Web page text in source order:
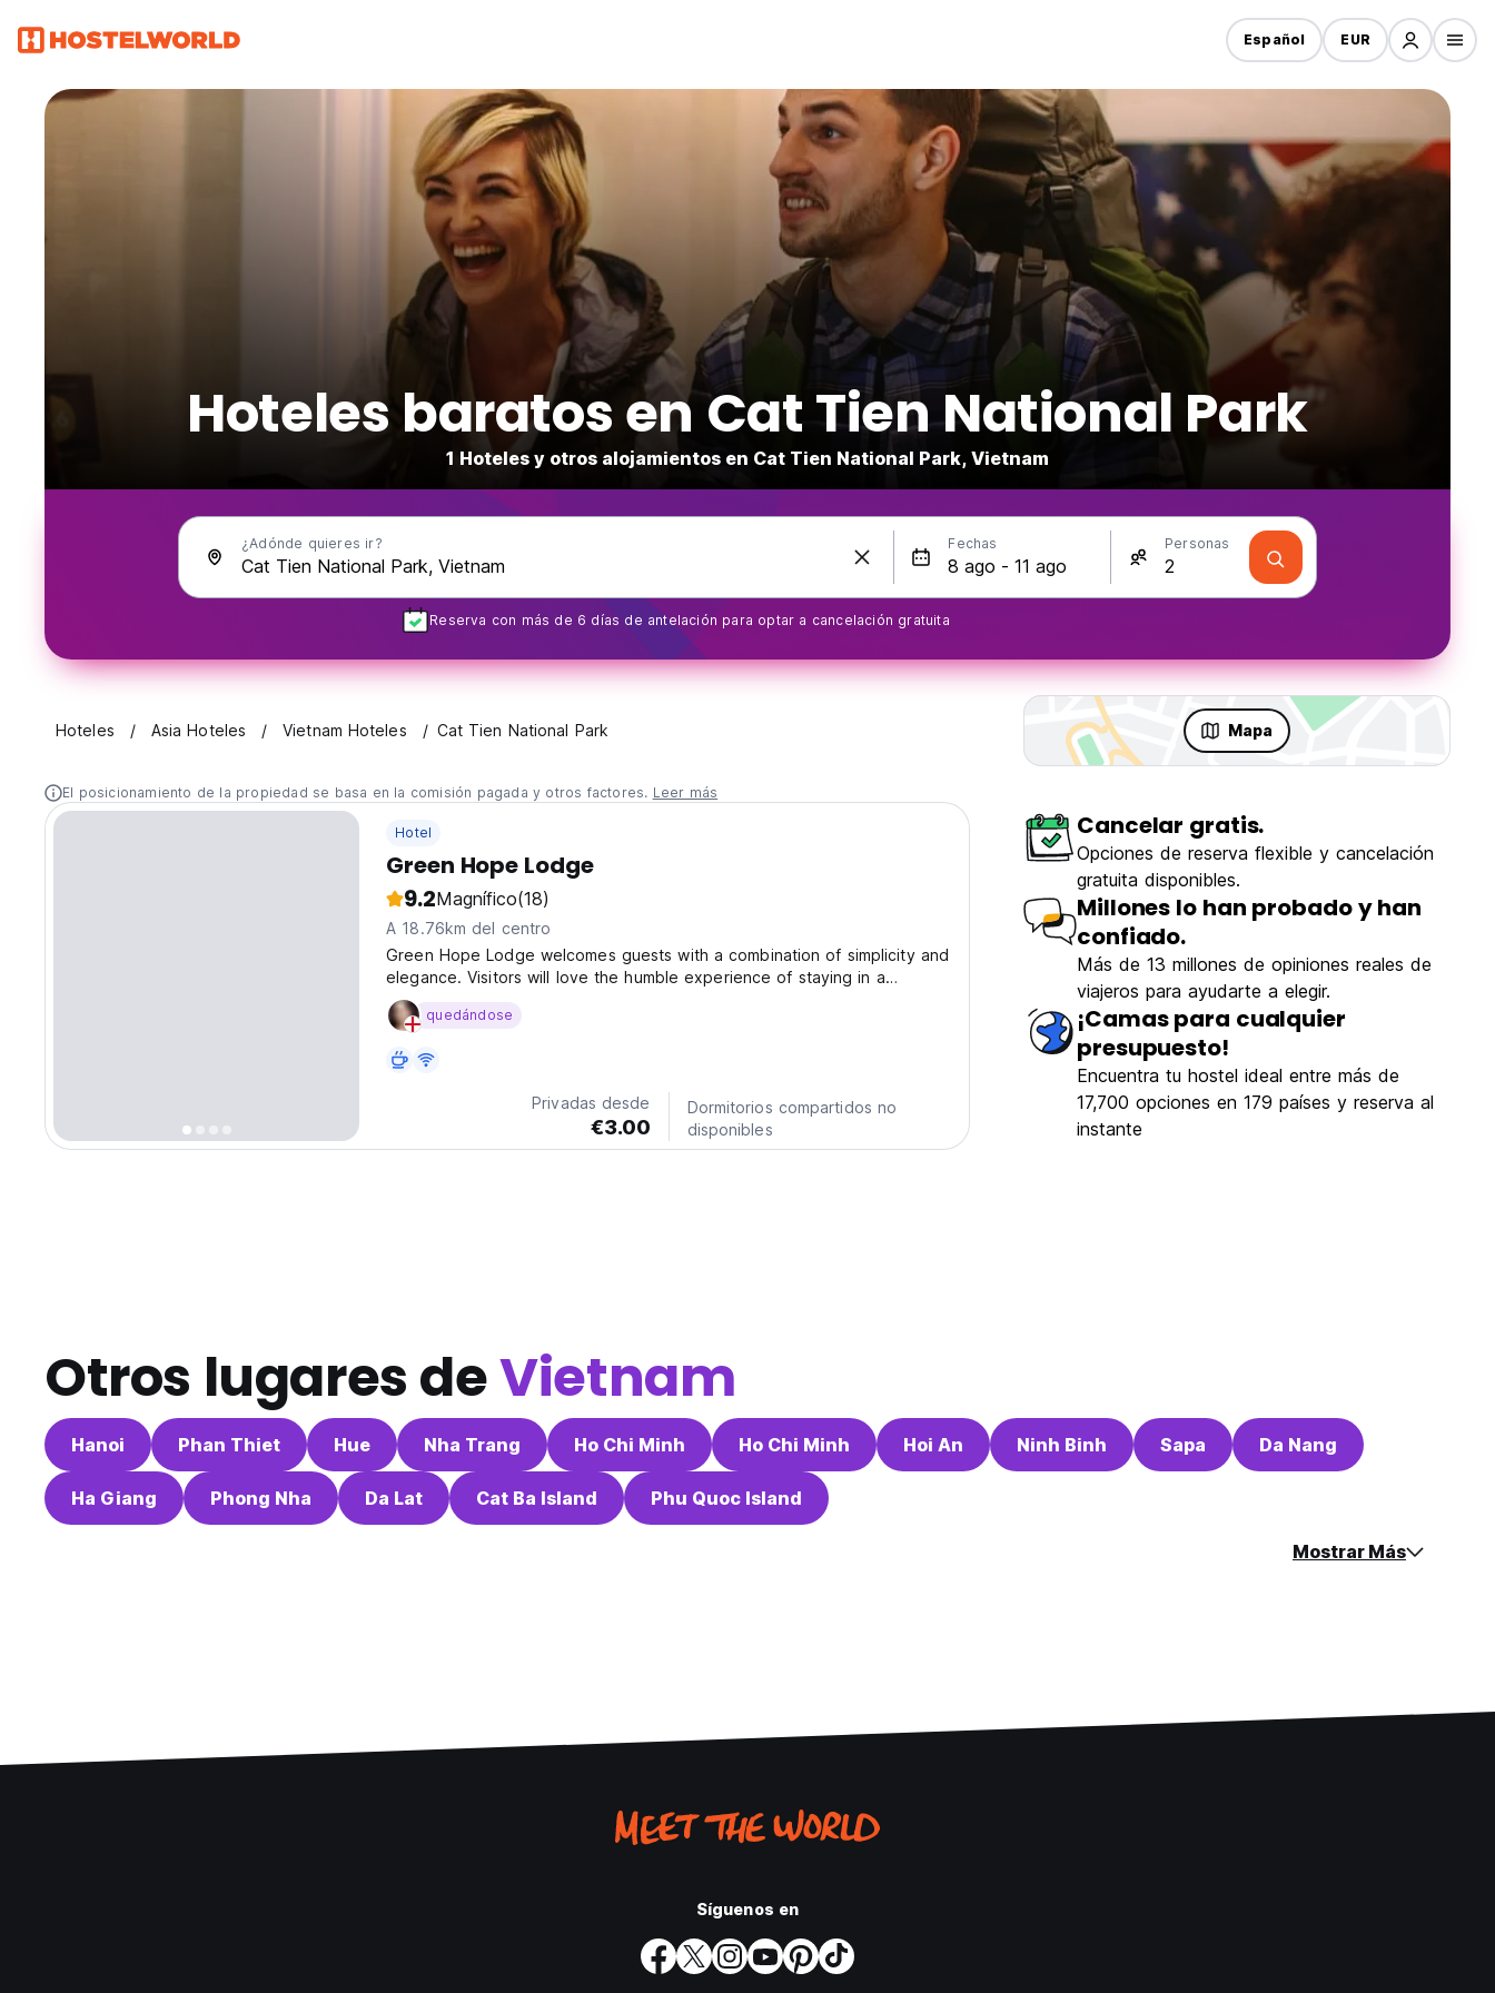
Español EUR
Hoteles baratos en Cat Tien National Park
1 Hoteles y otros alojamientos en Cat Tien National Park, Vietnam
¿Adónde quieres ir? Fechas Personas
Reserva con más de 6 días de antelación para optar a cancelación gratuita
Hoteles Asia Hoteles Vietnam Hoteles Cat Tien National Park Mapa
El posicionamiento de la propiedad se basa en la comisión pagada y otros factores. Leer más
Hotel
Green Hope Lodge
9.2Magnífico(18)
A 18.76km del centro
Green Hope Lodge welcomes guests with a combination of simplicity and
elegance. Visitors will love the humble experience of staying in a
traditional Vietnamese bungalow while enjoying delicious homemade
Vietnamese cuisine. Each bungalow is accommodated with...
quedándose
Privadas desde
€3.00
Dormitorios compartidos no
disponibles
Cancelar gratis.
Opciones de reserva flexible y cancelación
gratuita disponibles.
Millones lo han probado y han
confiado.
Más de 13 millones de opiniones reales de
viajeros para ayudarte a elegir.
¡Camas para cualquier
presupuesto!
Encuentra tu hostel ideal entre más de
17,700 opciones en 179 países y reserva al
instante
Otros lugares deVietnam
Hanoi Phan Thiet Hue Nha Trang Ho Chi Minh Ho Chi Minh Hoi An Ninh Binh Sapa Da Nang
Ha Giang Phong Nha Da Lat Cat Ba Island Phu Quoc Island
Mostrar Más
Síguenos en